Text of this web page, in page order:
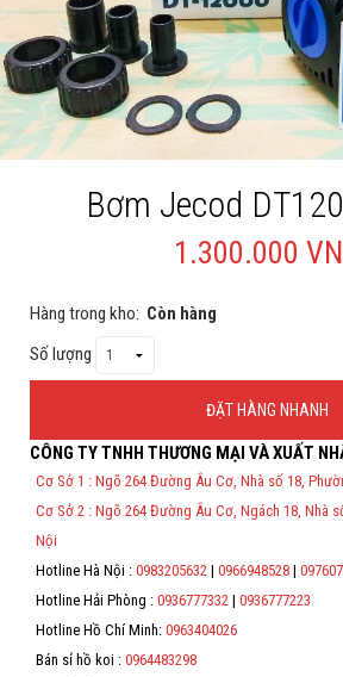
Bơm Jecod
1.300.000
Hàng trong kho: Còn hàng
Số lượng
ĐẶT HÀNG NHANH
Thông Tin Đặt Hàng
Theo Nghị định 123/2020/NĐ-CP và nghị định
thực hiện lập Hóa Đơn Điện Tử bán hàng và
người mua bắt buộc phải thế hiện đầy đủ
CÔNG TY TNHH THƯƠNG MẠI VÀ XUẤT
Cơ Sở 1 : Ngõ 264 Đường Âu Cơ, Nhà số 18,
Cơ Sở 2 : Ngõ 264 Đường Âu Cơ, Ngách 18, Nhà
Nội
Hotline Hà Nội : 0983205632| 0966948528|
Hotline Hải Phòng : 0936777332| 0936777223
Hotline Hồ Chí Minh: 0963404026
Bán sỉ hồ koi : 0964483298
Trang trí bể cá
Cá rồng &
Bể thủy sinh
Bể nước
Thi công hồ
Dự Án
Kiến thức
Tin tức
Bán Buôn